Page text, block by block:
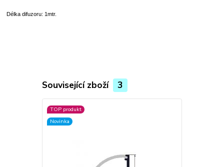
Délka difuzoru: 1mtr.
Související zboží 3
TOP produkt
Novinka